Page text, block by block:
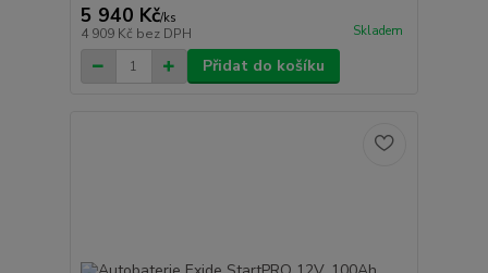
5 940 Kč/ks
4 909 Kč bez DPH Skladem
Přidat do košíku